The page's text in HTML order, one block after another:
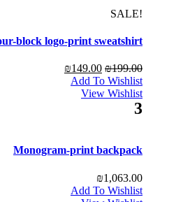
!SALE
block logo-print sweatshirt
₪199.00
₪149.00
Add To Wishlist
View Wishlist
3
Monogram-print backpack
₪1,063.00
Add To Wishlist